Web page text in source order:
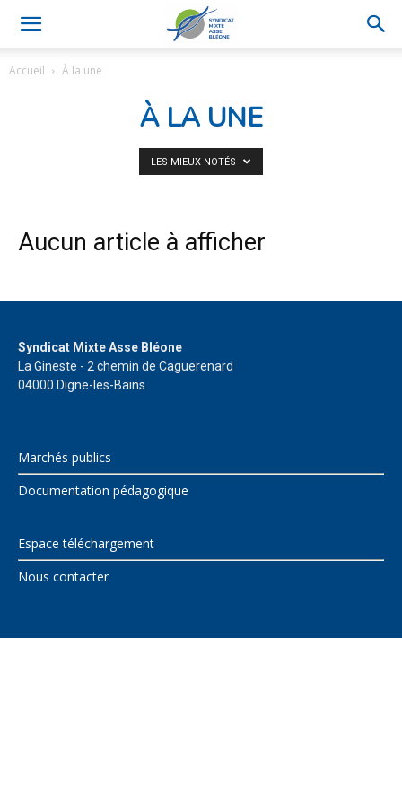
Accueil À la une
À LA UNE
LES MIEUX NOTÉS
Aucun article à afficher
Syndicat Mixte Asse Bléone
La Gineste - 2 chemin de Caguerenard
04000 Digne-les-Bains
Marchés publics
Documentation pédagogique
Espace téléchargement
Nous contacter